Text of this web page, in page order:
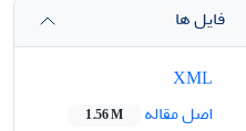
فایل ها
اصل مقاله
1.56 M